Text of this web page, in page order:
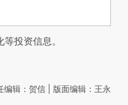
投资信息。
编辑：贺信 | 版面编辑：王永